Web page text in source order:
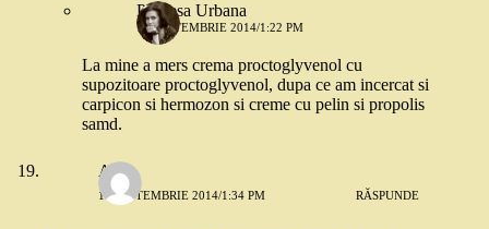
Printesa Urbana
10 SEPTEMBRIE 2014/1:22 PM
La mine a mers crema proctoglyvenol cu
supozitoare proctoglyvenol, dupa ce am incercat si
carpicon si hermozon si creme cu pelin si propolis
samd.
Alina
10 SEPTEMBRIE 2014/1:34 PM RĂSPUNDE